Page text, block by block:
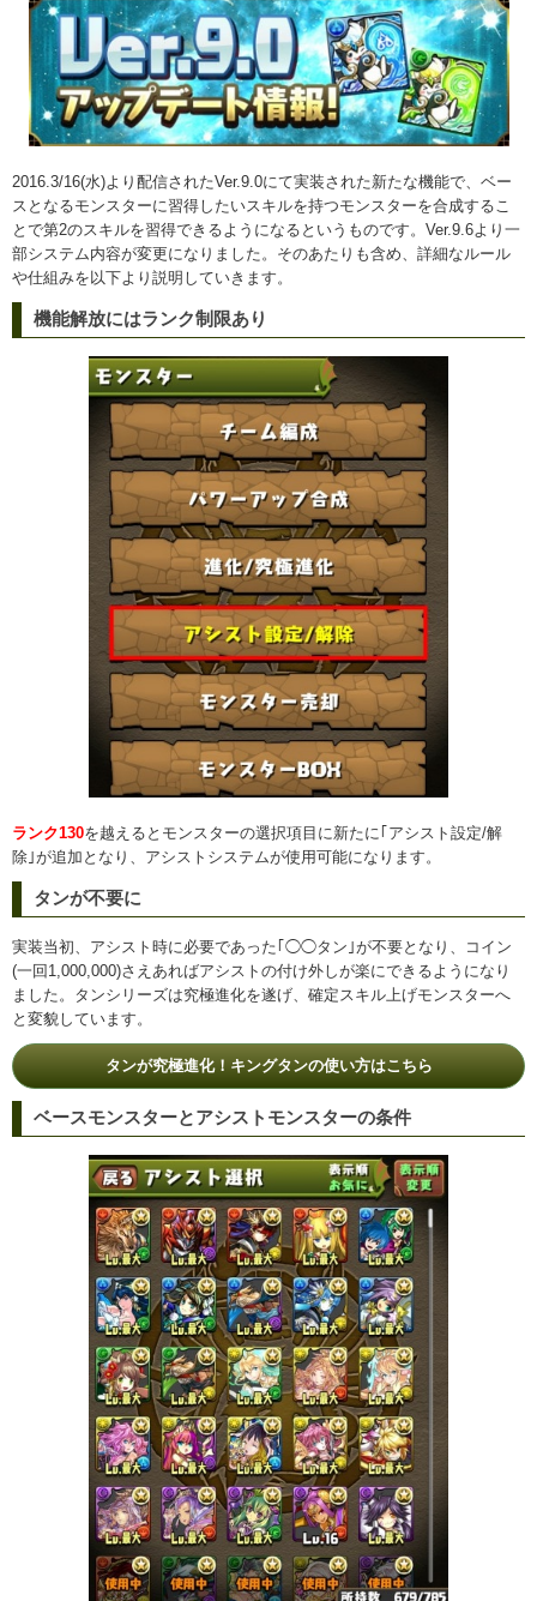
2016.3/16(水)より配信されたVer.9.0にて実装された新たな機能で、ベー
スとなるモンスターに習得したいスキルを持つモンスターを合成するこ
とで第2のスキルを習得できるようになるというものです。Ver.9.6より一
部システム内容が変更になりました。そのあたりも含め、詳細なルール
や仕組みを以下より説明していきます。
機能解放にはランク制限あり
ランク130を越えるとモンスターの選択項目に新たに｢アシスト設定/解
除｣が追加となり、アシストシステムが使用可能になります。
タンが不要に
実装当初、アシスト時に必要であった｢◯◯タン｣が不要となり、コイン
(一回1,000,000)さえあればアシストの付け外しが楽にできるようになり
ました。タンシリーズは究極進化を遂げ、確定スキル上げモンスターへ
と変貌しています。
タンが究極進化！キングタンの使い方はこちら
ベースモンスターとアシストモンスターの条件